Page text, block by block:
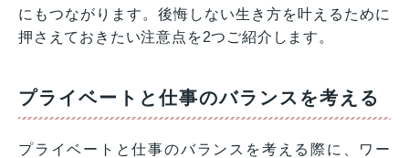
にもつながります。後悔しない生き方を叶えるために
押さえておきたい注意点を2つご紹介します。
プライベートと仕事のバランスを考える
プライベートと仕事のバランスを考える際に、ワー